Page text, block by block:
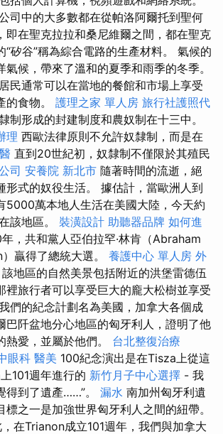
司中的大多數都在從帕洛阿爾托到聖何
即在聖克拉拉和桑尼維爾之間，都在聖克
“矽谷”稱為綜合電路的生產材料。 氣候的
候，帶來了溫和的夏季和雨季的冬季。
民通常可以在當地的餐館和市場上享受
的食物。 護理之家 單人房 旅行社護照代
制形成的封建制度和農奴制在十三中。
理 西歐法律原則不允許奴隸制，而是在
直到20世紀初，奴隸制不僅限於其殖民
司 安養院 新北市 隨著時間的流逝，絕
形式的奴役生活。 據估計，當歐洲人到
5000萬本地人生活在美國大陸，今天約
該地區。 裝潢設計 助聽器品牌 如何進
，共和黨人亞伯拉罕·林肯（Abraham
贏得了總統大選。 養護中心 單人房 外
該地區的自然美景包括附近的洪堡雷德伍
裡旅行者可以享受巨大的龐大松樹並享受
們的紀念計劃名為美國，加拿大各個成
巴阡盆地分心地區的匈牙利人，證明了他
熱愛，並屬於他們。 台北整復治療
眼科 醫美 100紀念演出是在Tisza上從這
101週年進行的 新竹月子中心選擇 - 我
得到了遺產……”。 漏水 南加州匈牙利遺
標之一是加強世界匈牙利人之間的紐帶。
在Trianon成立101週年，我們與加拿大